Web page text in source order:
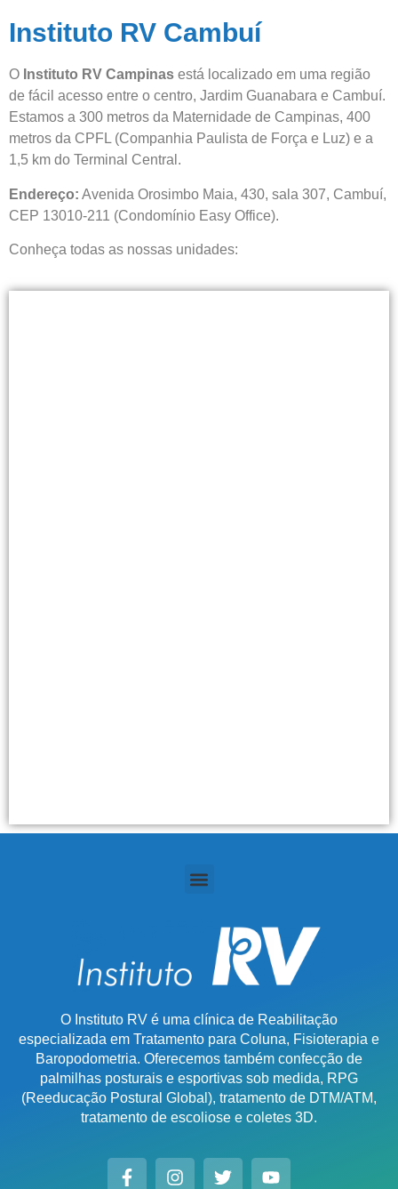
Instituto RV Cambuí
O Instituto RV Campinas está localizado em uma região
de fácil acesso entre o centro, Jardim Guanabara e Cambuí.
Estamos a 300 metros da Maternidade de Campinas, 400
metros da CPFL (Companhia Paulista de Força e Luz) e a
1,5 km do Terminal Central.
Endereço: Avenida Orosimbo Maia, 430, sala 307, Cambuí,
CEP 13010-211 (Condomínio Easy Office).
Conheça todas as nossas unidades:
O Instituto RV é uma clínica de Reabilitação
especializada em Tratamento para Coluna, Fisioterapia e
Baropodometria. Oferecemos também confecção de
palmilhas posturais e esportivas sob medida, RPG
(Reeducação Postural Global), tratamento de DTM/ATM,
tratamento de escoliose e coletes 3D.